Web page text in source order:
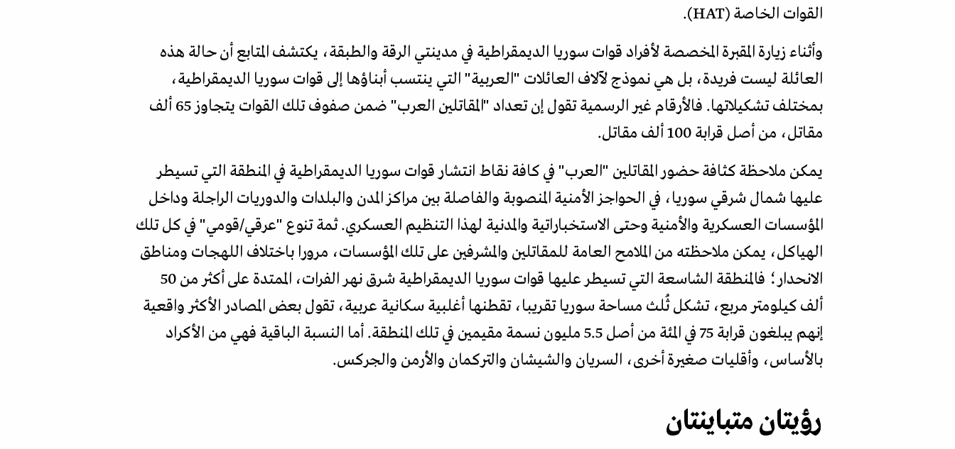
القوات الخاصة (HAT).
وأثناء زيارة المقبرة المخصصة لأفراد قوات سوريا الديمقراطية في مدينتي الرقة والطبقة، يكتشف المتابع أن حالة هذه
العائلة ليست فريدة، بل هي نموذج لآلاف العائلات "العربية" التي ينتسب أبناؤها إلى قوات سوريا الديمقراطية،
بمختلف تشكيلاتها. فالأرقام غير الرسمية تقول إن تعداد "المقاتلين العرب" ضمن صفوف تلك القوات يتجاوز 65 ألف
مقاتل، من أصل قرابة 100 ألف مقاتل.
يمكن ملاحظة كثافة حضور المقاتلين "العرب" في كافة نقاط انتشار قوات سوريا الديمقراطية في المنطقة التي تسيطر
عليها شمال شرقي سوريا، في الحواجز الأمنية المنصوبة والفاصلة بين مراكز المدن والبلدات والدوريات الراجلة وداخل
المؤسسات العسكرية والأمنية وحتى الاستخباراتية والمدنية لهذا التنظيم العسكري. ثمة تنوع "عرقي/قومي" في كل تلك
الهياكل، يمكن ملاحظته من الملامح العامة للمقاتلين والمشرفين على تلك المؤسسات، مرورا باختلاف اللهجات ومناطق
الانحدار؛ فالمنطقة الشاسعة التي تسيطر عليها قوات سوريا الديمقراطية شرق نهر الفرات، الممتدة على أكثر من 50
ألف كيلومتر مربع، تشكل ثُلث مساحة سوريا تقريبا، تقطنها أغلبية سكانية عربية، تقول بعض المصادر الأكثر واقعية
إنهم يبلغون قرابة 75 في المئة من أصل 5.5 مليون نسمة مقيمين في تلك المنطقة. أما النسبة الباقية فهي من الأكراد
بالأساس، وأقليات صغيرة أخرى، السريان والشيشان والتركمان والأرمن والجركس.
رؤيتان متباينتان